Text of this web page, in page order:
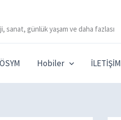
sanat, günlük yaşam ve daha fazlası
ÖSYM Hobiler İLETİŞİM